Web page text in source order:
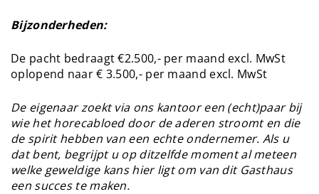
Bijzonderheden:
De pacht bedraagt €2.500,- per maand excl. MwSt
oplopend naar € 3.500,- per maand excl. MwSt
De eigenaar zoekt via ons kantoor een (echt)paar bij
wie het horecabloed door de aderen stroomt en die
de spirit hebben van een echte ondernemer. Als u
dat bent, begrijpt u op ditzelfde moment al meteen
welke geweldige kans hier ligt om van dit Gasthaus
een succes te maken.